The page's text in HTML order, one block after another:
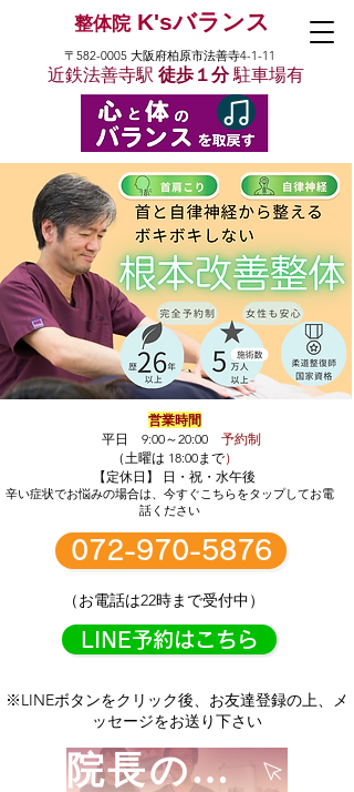
整体院K'sバランス
〒582-0005 大阪府柏原市法善寺4-1-11
近鉄法善寺駅 徒歩１分駐車場有
営業時間
平日 9:00～20:00 予約制
（土曜は 18:00まで）
【定休日】 日・祝・水午後
辛い症状でお悩みの場合は、​今すぐこちらをタップしてお電
話ください
072-970-5876
（お電話は22時まで受付中）
LINE予約はこちら
※LINEボタンをクリック後、お友達登録の上、メ
ッセージをお送り下さい
院長のプロフィールはコチラをクリック！